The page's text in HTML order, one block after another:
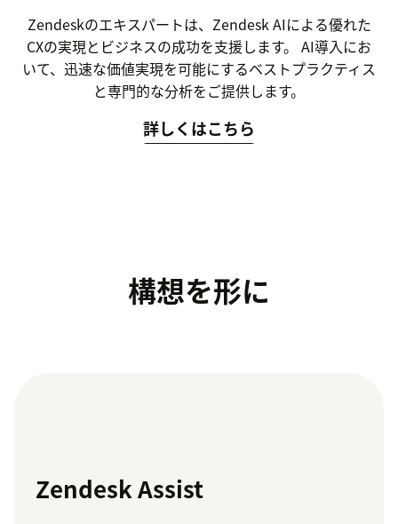
Zendeskのエキスパートは、Zendesk AIによる優れた
CXの実現とビジネスの成功を支援します。 AI導入にお
いて、迅速な価値実現を可能にするベストプラクティス
と専門的な分析をご提供します。
詳しくはこちら
構想を形に
Zendesk Assist